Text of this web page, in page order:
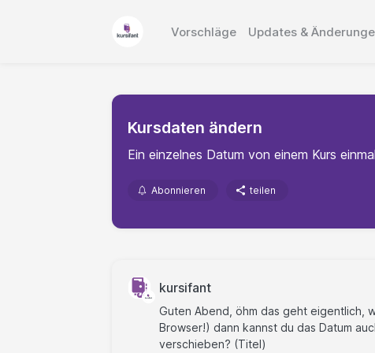
Vorschläge Updates &
Kursdaten ändern
Ein einzelnes Datum von einem Kurs
Abonnieren teilen
kursifant
Guten Abend, öhm das geht eigentlich,
Browser!) dann kannst du das Datum
verschieben? (Titel)